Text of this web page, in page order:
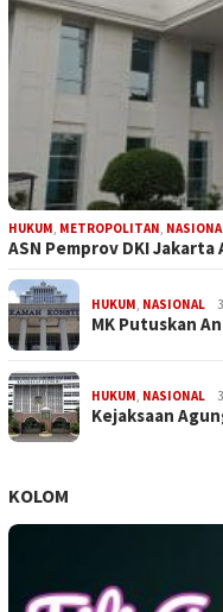
HUKUM, METROPOLITAN,
ASN Pemprov DKI
HUKUM, NASIONAL
MK Putuskan
HUKUM, NASIONAL
Kejaksaan
KOLOM